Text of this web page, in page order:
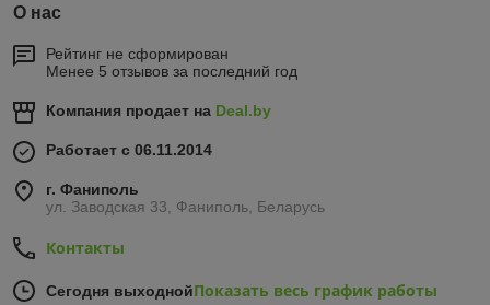
О нас
Рейтинг не сформирован
Менее 5 отзывов за последний год
Компания продает на Deal.by
Работает с 06.11.2014
г. Фаниполь
ул. Заводская 33, Фаниполь, Беларусь
Контакты
Сегодня выходнойПоказать весь график работы